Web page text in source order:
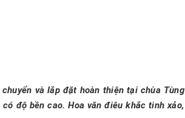
và lắp đặt hoàn thiện tại chùa Tùng
độ bền cao. Hoa văn điêu khắc tinh xảo,